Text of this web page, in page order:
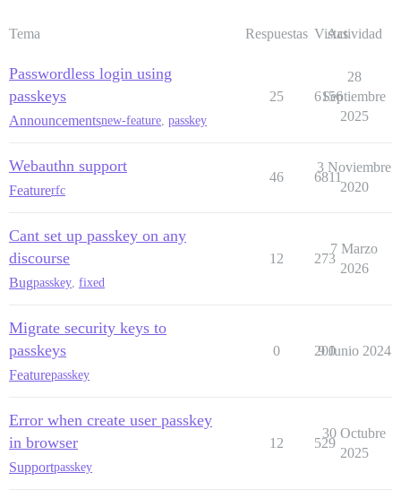
Tema Respuestas Vistas
Actividad
Passwordless login using
passkeys
Announcementsnew-feature, passkey
25 6156
28
Septiembre
2025
Webauthn support
Featurerfc
46 6811
3 Noviembre
2020
Cant set up passkey on any
discourse
Bugpasskey, fixed
12 273
7 Marzo
2026
Migrate security keys to
passkeys
Featurepasskey
0 200
9 Junio 2024
Error when create user passkey
in browser
Supportpasskey
12 529
30 Octubre
2025